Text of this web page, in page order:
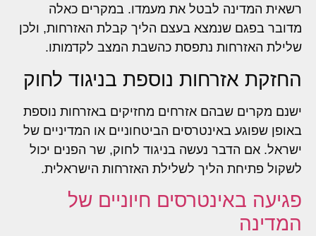
רשאית המדינה לבטל את מעמדו. במקרים כאלה
מדובר בפגם שנמצא בעצם הליך קבלת האזרחות, ולכן
שלילת האזרחות נתפסת כהשבת המצב לקדמותו.
החזקת אזרחות נוספת בניגוד לחוק
ישנם מקרים שבהם אזרחים מחזיקים באזרחות נוספת
באופן שפוגע באינטרסים הביטחוניים או המדיניים של
ישראל. אם הדבר נעשה בניגוד לחוק, שר הפנים יכול
לשקול פתיחת הליך לשלילת האזרחות הישראלית.
פגיעה באינטרסים חיוניים של
המדינה